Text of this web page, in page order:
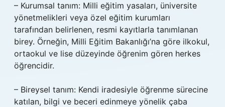
– Kurumsal tanım: Milli eğitim yasaları, üniversite
yönetmelikleri veya özel eğitim kurumları
tarafından belirlenen, resmi kayıtlarla tanımlanan
birey. Örneğin, Milli Eğitim Bakanlığı’na göre ilkokul,
ortaokul ve lise düzeyinde öğrenim gören herkes
öğrencidir.
– Bireysel tanım: Kendi iradesiyle öğrenme sürecine
katılan, bilgi ve beceri edinmeye yönelik çaba